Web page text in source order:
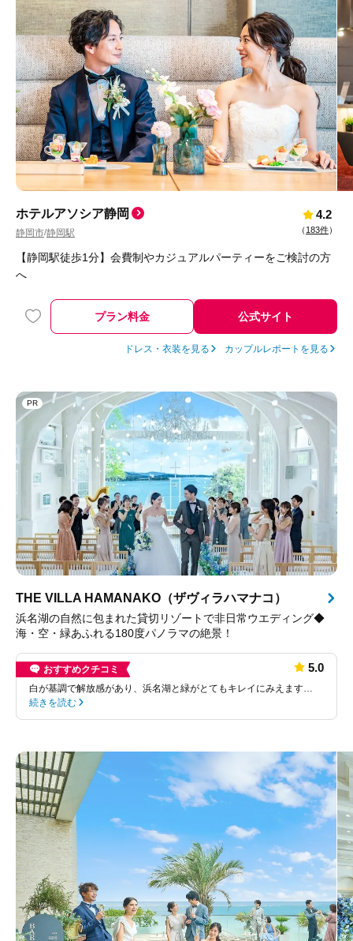
ホテルアソシア静岡
静岡市/静岡駅
4.2
（ 183件）
【静岡駅徒歩1分】会費制やカジュアルパーティーをご検討の方
へ
プラン料金 公式サイト
ドレス・衣装を見る カップルレポートを見る
PR
THE VILLA HAMANAKO（ザヴィラハマナコ）
浜名湖の自然に包まれた貸切リゾートで非日常ウエディング◆
海・空・緑あふれる180度パノラマの絶景！
おすすめクチコミ 5.0
白が基調で解放感があり、浜名湖と緑がとてもキレイにみえます…
続きを読む